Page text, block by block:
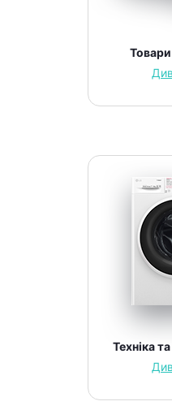
Техніка